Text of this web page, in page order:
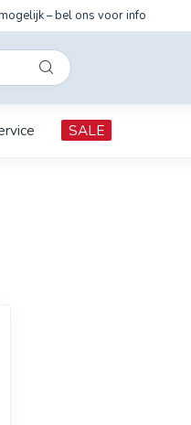
– bel ons voor info
SALE